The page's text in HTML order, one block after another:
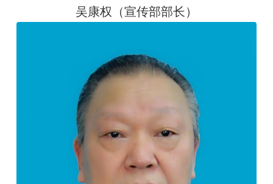
吴康权（宣传部部长）